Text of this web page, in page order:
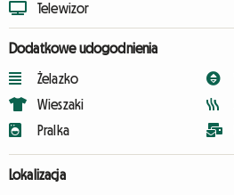
Telewizor
Dodatkowe udogodnienia
Żelazko
Wieszaki
Pralka
Lokalizacja